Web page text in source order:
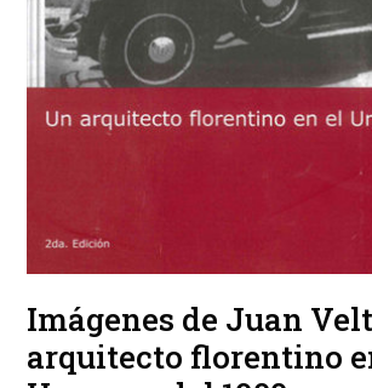
Imágenes de Juan
arquitecto florentino